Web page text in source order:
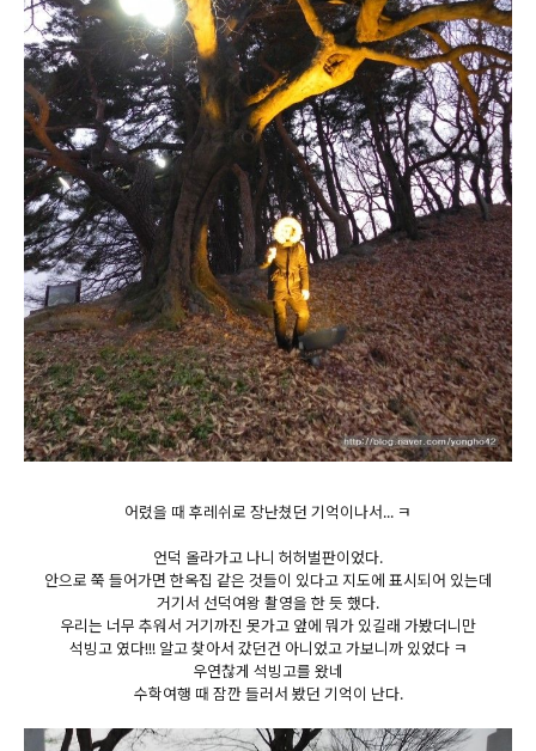
어렸을 때 후레쉬로 장난쳤던 기억이나서... ㅋ
언덕 올라가고 나니 허허벌판이었다.
안으로 쭉 들어가면 한옥집 같은 것들이 있다고 지도에 표시되어 있는데
거기서 선덕여왕 촬영을 한 듯 했다.
우리는 너무 추워서 거기까진 못가고 앞에 뭐가 있길래 가봤더니만
석빙고 였다!!! 알고 찾아서 갔던건 아니었고 가보니까 있었다 ㅋ
우연찮게 석빙고를 왔네
수학여행 때 잠깐 들러서 봤던 기억이 난다.